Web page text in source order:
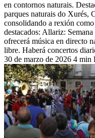
en contornos naturais.
parques naturais do Xurés,
consolidando a rexión
destacados: Allariz:
ofrecerá música en directo
libre. Haberá concertos
30 de marzo de 2026 4 min